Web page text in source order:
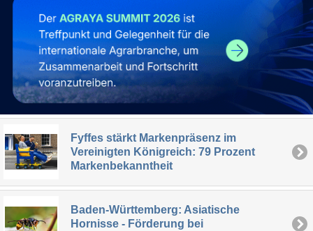
Fyffes stärkt Markenpräsenz im
Vereinigten Königreich: 79 Prozent
Markenbekanntheit
Baden-Württemberg: Asiatische
Hornisse - Förderung bei